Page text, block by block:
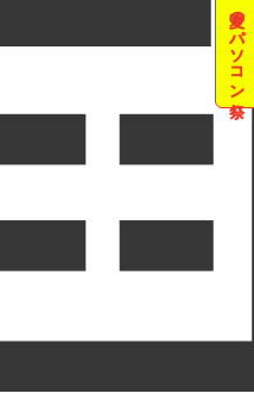
夏のパソコン祭